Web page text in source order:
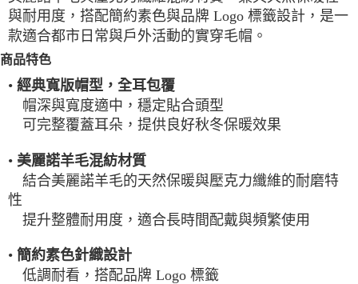
一般宅配
宅配出貨(2000以上免運)
每筆NT$100，滿NT$2,000(含以上)免運費
與耐用度，搭配簡約素色與品牌 Logo 標籤設計，是一
款適合都市日常與戶外活動的實穿毛帽。
商品特色
• 經典寬版帽型，全耳包覆
帽深與寬度適中，穩定貼合頭型
可完整覆蓋耳朵，提供良好秋冬保暖效果
• 美麗諾羊毛混紡材質
結合美麗諾羊毛的天然保暖與壓克力纖維的耐磨特
性
提升整體耐用度，適合長時間配戴與頻繁使用
• 簡約素色針織設計
低調耐看，搭配品牌 Logo 標籤